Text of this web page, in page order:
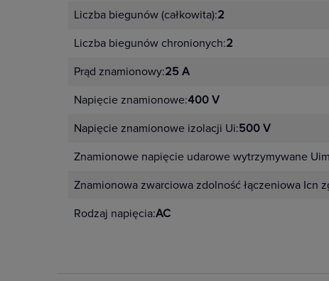
Liczba biegunów (całkowita):2
Liczba biegunów chronionych:2
Prąd znamionowy:25 A
Napięcie znamionowe:400 V
Napięcie znamionowe izolacji Ui:500 V
Znamionowe napięcie udarowe wytrzymywane
Znamionowa zwarciowa zdolność łączeniowa Icn
Rodzaj napięcia:AC